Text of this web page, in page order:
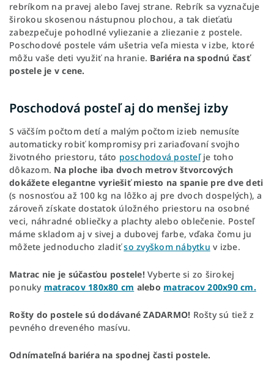
rebríkom na pravej alebo ľavej strane. Rebrík sa vyznačuje
širokou skosenou nástupnou plochou, a tak dieťaťu
zabezpečuje pohodlné vyliezanie a zliezanie z postele.
Poschodové postele vám ušetria veľa miesta v izbe, ktoré
môžu vaše deti využiť na hranie. Bariéra na spodnú časť
postele je v cene.
Poschodová posteľ aj do menšej izby
S väčším počtom detí a malým počtom izieb nemusíte
automaticky robiť kompromisy pri zariaďovaní svojho
životného priestoru, táto poschodová posteľje toho
dôkazom. Na ploche iba dvoch metrov štvorcových
dokážete elegantne vyriešiť miesto na spanie pre dve deti
(s nosnosťou až 100 kg na lôžko aj pre dvoch dospelých), a
zároveň získate dostatok úložného priestoru na osobné
veci, náhradné obliečky a plachty alebo oblečenie. Posteľ
máme skladom aj v sivej a dubovej farbe, vďaka čomu ju
môžete jednoducho zladiťso zvyškom nábytku v izbe.
Matrac nie je súčasťou postele! Vyberte si zo širokej
ponuky matracov 180x80 cm alebo matracov 200x90 cm.
Rošty do postele sú dodávané ZADARMO! Rošty sú tiež z
pevného dreveného masívu.
Odnímateľná bariéra na spodnej časti postele.